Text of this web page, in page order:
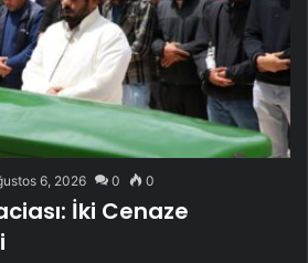
6, 2026 0 0
İki Cenaze